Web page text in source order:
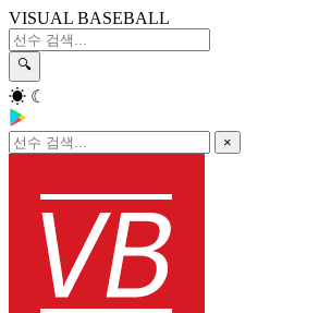
VISUAL BASEBALL
🔍
☀ ☾
×